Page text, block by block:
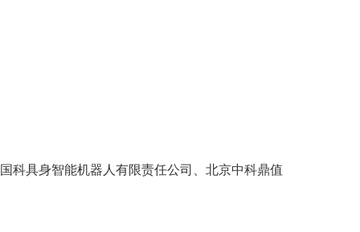
科具身智能机器人有限责任公司、北京中科鼎值